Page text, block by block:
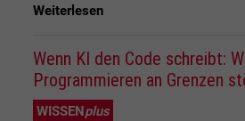
Weiterlesen
Wenn KI den Code schreibt:
Programmieren an Grenzen
WISSEN plus